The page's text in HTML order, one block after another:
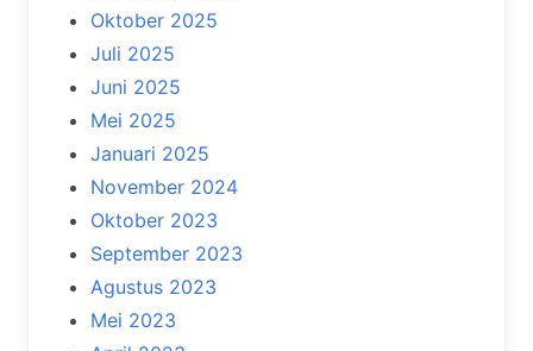
Oktober 2025
Juli 2025
Juni 2025
Mei 2025
Januari 2025
November 2024
Oktober 2023
September 2023
Agustus 2023
Mei 2023